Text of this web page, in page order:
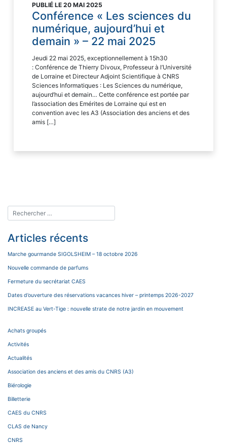
PUBLIÉ LE 20 MAI 2025
Conférence « Les sciences du
numérique, aujourd’hui et
demain » – 22 mai 2025
Jeudi 22 mai 2025, exceptionnellement à 15h30
: Conférence de Thierry Divoux, Professeur à l’Université
de Lorraine et Directeur Adjoint Scientifique à CNRS
Sciences Informatiques : Les Sciences du numérique,
aujourd’hui et demain… Cette conférence est portée par
l’association des Emérites de Lorraine qui est en
convention avec les A3 (Association des anciens et des
amis […]
Articles récents
Marche gourmande SIGOLSHEIM – 18 octobre 2026
Nouvelle commande de parfums
Fermeture du secrétariat CAES
Dates d’ouverture des réservations vacances hiver – printemps 2026-2027
INCREASE au Vert-Tige : nouvelle strate de notre jardin en mouvement
Achats groupés
Activités
Actualités
Association des anciens et des amis du CNRS (A3)
Biérologie
Billetterie
CAES du CNRS
CLAS de Nancy
CNRS